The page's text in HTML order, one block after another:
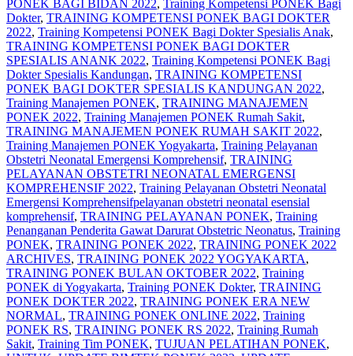
PONEK BAGI BIDAN 2022, Training Kompetensi PONEK Bagi
Dokter, TRAINING KOMPETENSI PONEK BAGI DOKTER
2022, Training Kompetensi PONEK Bagi Dokter Spesialis Anak,
TRAINING KOMPETENSI PONEK BAGI DOKTER
SPESIALIS ANANK 2022, Training Kompetensi PONEK Bagi
Dokter Spesialis Kandungan, TRAINING KOMPETENSI
PONEK BAGI DOKTER SPESIALIS KANDUNGAN 2022,
Training Manajemen PONEK, TRAINING MANAJEMEN
PONEK 2022, Training Manajemen PONEK Rumah Sakit,
TRAINING MANAJEMEN PONEK RUMAH SAKIT 2022,
Training Manajemen PONEK Yogyakarta, Training Pelayanan
Obstetri Neonatal Emergensi Komprehensif, TRAINING
PELAYANAN OBSTETRI NEONATAL EMERGENSI
KOMPREHENSIF 2022, Training Pelayanan Obstetri Neonatal
Emergensi Komprehensifpelayanan obstetri neonatal esensial
komprehensif, TRAINING PELAYANAN PONEK, Training
Penanganan Penderita Gawat Darurat Obstetric Neonatus, Training
PONEK, TRAINING PONEK 2022, TRAINING PONEK 2022
ARCHIVES, TRAINING PONEK 2022 YOGYAKARTA,
TRAINING PONEK BULAN OKTOBER 2022, Training
PONEK di Yogyakarta, Training PONEK Dokter, TRAINING
PONEK DOKTER 2022, TRAINING PONEK ERA NEW
NORMAL, TRAINING PONEK ONLINE 2022, Training
PONEK RS, TRAINING PONEK RS 2022, Training Rumah
Sakit, Training Tim PONEK, TUJUAN PELATIHAN PONEK,